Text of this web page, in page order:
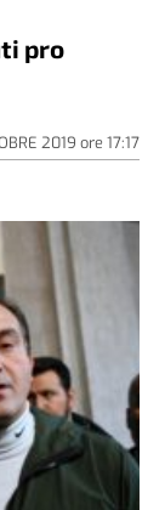
pro
2019 ore 17:17